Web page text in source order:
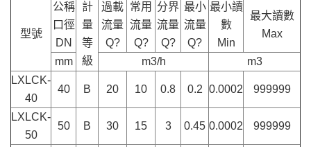
型號
公稱
口徑
DN
計
量
等
級
過載
流量
Q?
常用
流量
Q?
分界
流量
Q?
最小
流量
Q?
最小讀
數
Min
最大讀數
Max
mm m3/h
m3
LXLCK-
40
40 B 20 10 0.8 0.2 0.0002 999999
LXLCK-
50
50 B 30 15 3 0.45 0.0002 999999